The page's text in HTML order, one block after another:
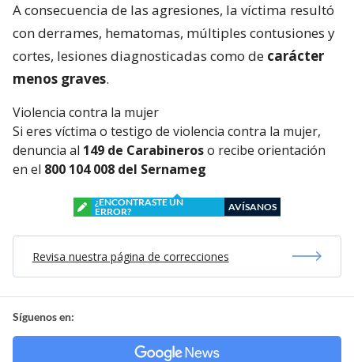
A consecuencia de las agresiones, la víctima resultó
con derrames, hematomas, múltiples contusiones y
cortes, lesiones diagnosticadas como de carácter
menos graves.
Violencia contra la mujer
Si eres víctima o testigo de violencia contra la mujer,
denuncia al 149 de Carabineroso recibe orientación
en el 800 104 008 del Sernameg
¿ENCONTRASTE UN
ERROR?
AVÍSANOS
Revisa nuestra página de correcciones
Síguenos en: